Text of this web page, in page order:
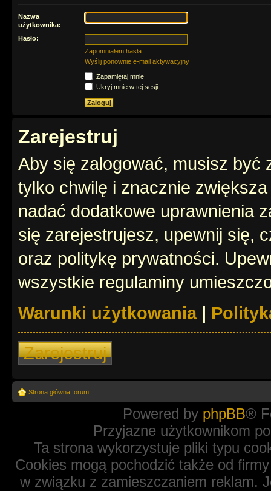
Nazwa
użytkownika:
Hasło:
Zapomniałem hasła
Wyślij ponownie e-mail aktywacyjny
Zapamiętaj mnie
Ukryj mnie w tej sesji
Zarejestruj
Aby się zalogować, musisz być
tylko chwilę i znacznie
nadać dodatkowe uprawnienia
się zarejestrujesz, upewnij się,
oraz politykę prywatności.
wszystkie regulaminy
Warunki użytkowania|
Zarejestruj
Strona główna forum
Powered by phpBB®
Przyjazne użytkownikom
Ta strona wykorzystuje pliki typu
Cookies mogą pochodzić także od
w związku z zamieszczaniem reklam.